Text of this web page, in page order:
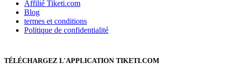
Affilié Tiketi.com
Blog
termes et conditions
Politique de confidentialité
TÉLÉCHARGEZ L'APPLICATION TIKETI.COM